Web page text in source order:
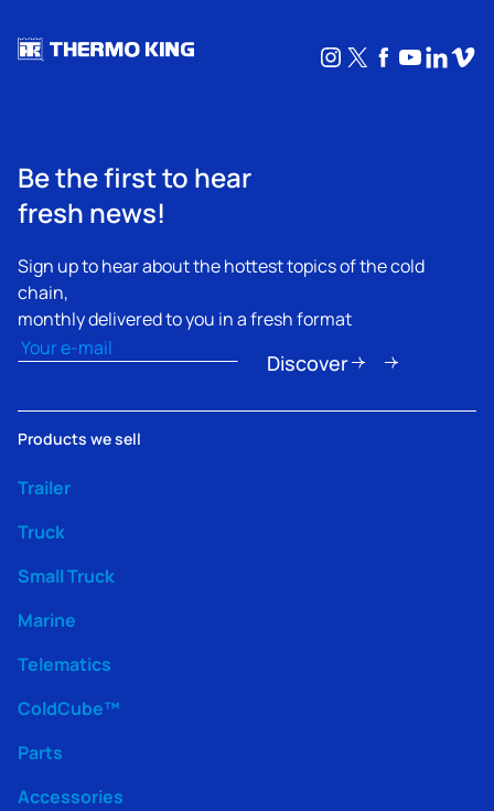
Instagram
X Facebook
Be the first to hear
fresh news!
Sign up to hear about the hottest topics of the cold
chain,
monthly delivered to you in a fresh format
Email(Obbligatorio)
Discover
Products we sell
Trailer
Truck
Small Truck
Marine
Telematics
ColdCube™
Parts
Accessories